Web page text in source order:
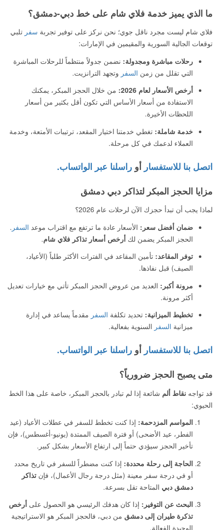
ما الذي يميز خدمة فلاي شام على خط دبي-دمشق؟
فلاي شام ليست مجرد ناقل جوي؛ نحن نركز على توفير تجربة سفر تلبي
توقعات الجالية السورية والمقيمين في الإمارات:
رحلات مباشرة ومجدولة: نضمن جدولاً منتظماً للرحلات المباشرة
التي تقلل من زمن السفر وتجهد الترانزيت.
أرخص الأسعار لعام 2026:
من خلال الحجز المبكر، يمكنك
الاستفادة من أسعار الأساس التي تكون أقل بكثير من أسعار
اللحظات الأخيرة.
خدمة شاملة: تغطي خدمتنا اختيار المقعد، ترتيبات الأمتعة، وخدمة
العملاء لدعمك في كل مرحلة.
اتصل بنا للاستفسار أو راسلنا عبر الواتساب.
مزايا الحجز المبكر لتذاكر دبي دمشق
لماذا يجب أن تبدأ حجزك الآن لرحلات عام 2026؟
ضمان أفضل سعر: الأسعار عادة ما ترتفع مع اقتراب موعد السفر .
الحجز المبكر يضمن لك أرخص أسعار تذاكر فلاي شام.
توفر المقاعد: تأمين المقاعد في الفترات الأكثر طلباً (الأعياد،
الصيف) قبل نفاذها.
مرونة أكبر: العديد من عروض الحجز المبكر تأتي مع خيارات تعديل
أكثر مرونة.
تخطيط الميزانية: تحديد تكلفة السفر مقدماً يساعد في إدارة
ميزانية السفر السنوية بفعالية.
اتصل بنا للاستفسار أو راسلنا عبر الواتساب.
متى يصبح الحجز ضرورياً؟
قد تواجه نقاط ألم شائعة إذا لم تبادر بالحجز المبكر، خاصة على هذا الخط
الحيوي:
المواسم المزدحمة: إذا كنت تخطط للسفر في عطلات الأعياد (عيد
الفطر، عيد الأضحى) أو فترة الصيف الممتدة (يونيو-أغسطس)، فإن
تأخير الحجز سيؤدي حتماً إلى ارتفاع الأسعار بشكل كبير.
الحاجة إلى رحلة محددة: إذا كنت مضطراً للسفر في تاريخ محدد
أو في درجة سفر معينة (مثل درجة رجال الأعمال)، فإن تذاكر
دمشق دبي المتاحة تقل بسرعة.
البحث عن التوفير: إذا كان هدفك الرئيسي هو الحصول على أرخص
تذكرة طيران إلى دمشق من دبي، فالحجز المبكر هو الاستراتيجية
الوحيدة الفعالة.